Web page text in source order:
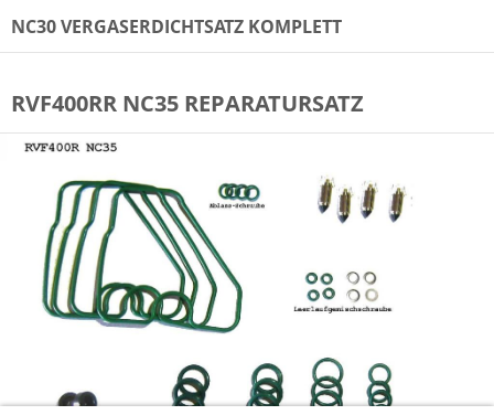
NC30 VERGASERDICHTSATZ KOMPLETT
RVF400RR NC35 REPARATURSATZ